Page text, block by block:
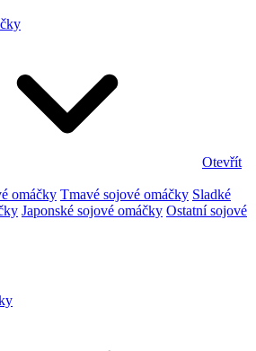
Otevřít
omáčky Tmavé sojové omáčky Sladké
Japonské sojové omáčky Ostatní sojové